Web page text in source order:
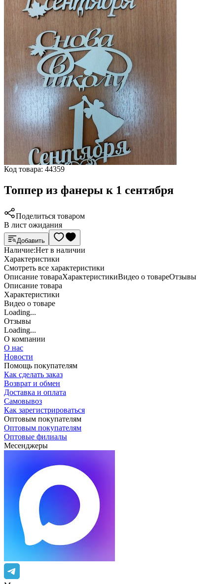
Код товара: 44359
Топпер из фанеры к 1 сентября
Поделиться товаром
В лист ожидания
Добавить
Наличие:Нет в наличии
Характеристики
Cмотреть все характеристики
Описание товараХарактеристикиВидео о товареОтзывы
Описание товара
Характеристики
Видео о товаре
Loading...
Отзывы
Loading...
О компании
О нас
Новости
Помощь покупателям
Как сделать заказ
Возврат и обмен
Доставка и оплата
Самовывоз
Как зарегистрироваться
Оптовым покупателям
Оптовым покупателям
Оптовые филиалы
Месенджеры